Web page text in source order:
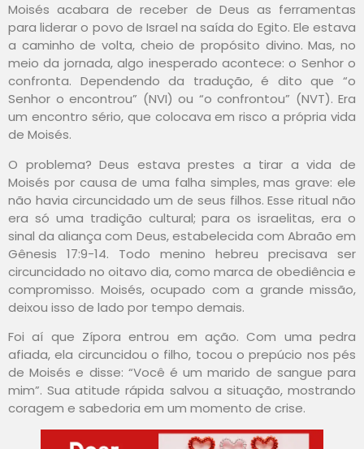
Moisés acabara de receber de Deus as ferramentas
para liderar o povo de Israel na saída do Egito. Ele estava
a caminho de volta, cheio de propósito divino. Mas, no
meio da jornada, algo inesperado acontece: o Senhor o
confronta. Dependendo da tradução, é dito que “o
Senhor o encontrou” (NVI) ou “o confrontou” (NVT). Era
um encontro sério, que colocava em risco a própria vida
de Moisés.
O problema? Deus estava prestes a tirar a vida de
Moisés por causa de uma falha simples, mas grave: ele
não havia circuncidado um de seus filhos. Esse ritual não
era só uma tradição cultural; para os israelitas, era o
sinal da aliança com Deus, estabelecida com Abraão em
Gênesis 17:9-14. Todo menino hebreu precisava ser
circuncidado no oitavo dia, como marca de obediência e
compromisso. Moisés, ocupado com a grande missão,
deixou isso de lado por tempo demais.
Foi aí que Zípora entrou em ação. Com uma pedra
afiada, ela circuncidou o filho, tocou o prepúcio nos pés
de Moisés e disse: “Você é um marido de sangue para
mim”. Sua atitude rápida salvou a situação, mostrando
coragem e sabedoria em um momento de crise.